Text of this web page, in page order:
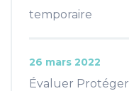
temporaire
Évaluer Protéger
26 mars 2022